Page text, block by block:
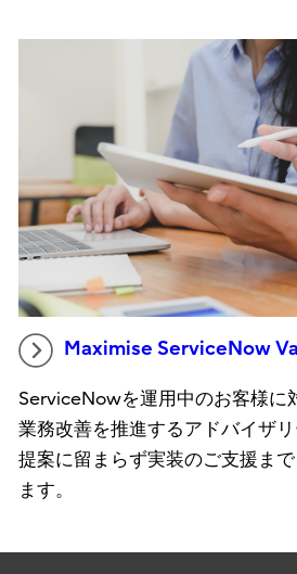
Maximise ServiceNow
ServiceNowを運用中のお客様に
業務改善を推進するアドバイザ
提案に留まらず実装のご支援ま
ます。